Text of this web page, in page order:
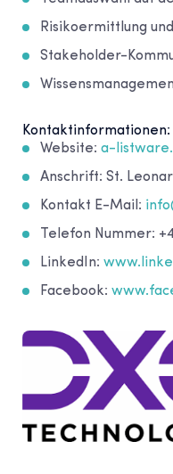
Risikoermittlung
Stakeholder-
Kontaktinformationen:
Website: a-
Anschrift: St.
Kontakt E-Mail:
Telefon Nummer:
LinkedIn:
Facebook: